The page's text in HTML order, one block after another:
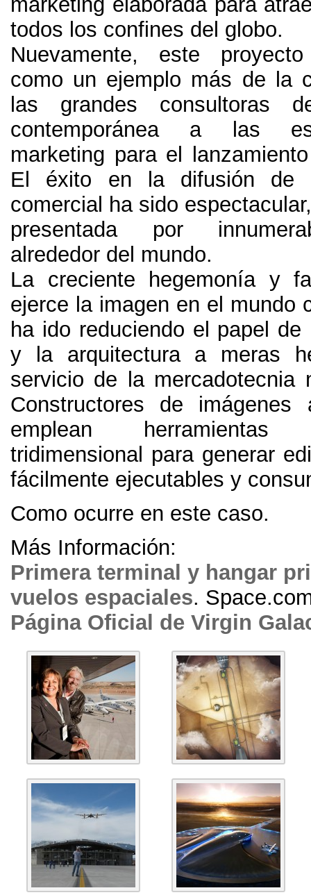
todos los confines del globo.
Nuevamente, este
como un ejemplo más de la
las grandes consultoras
contemporánea a las
marketing para el
El éxito en la difusión de
comercial ha sido
presentada por
alrededor del mundo.
La creciente hegemonía y
ejerce la imagen en el mundo
ha ido reduciendo el papel de
y la arquitectura a meras
servicio de la mercadotecnia
Constructores de imágenes
emplean
tridimensional para generar
fácilmente ejecutables y
Como ocurre en este caso.
Más Información:
Primera terminal y hangar
vuelos espaciales.
Página Oficial de Virgin